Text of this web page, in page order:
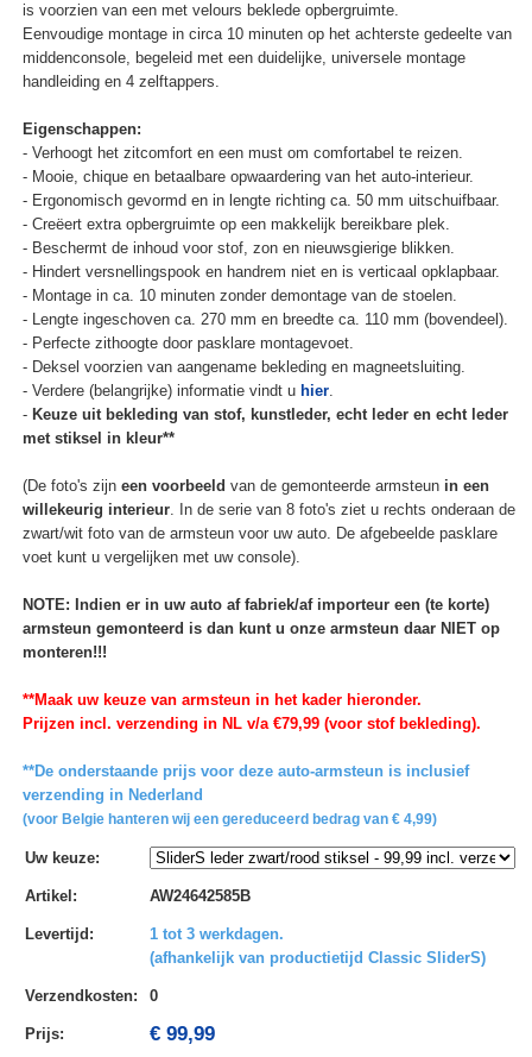
is voorzien van een met velours beklede opbergruimte.
Eenvoudige montage in circa 10 minuten op het achterste gedeelte van
middenconsole, begeleid met een duidelijke, universele montage
handleiding en 4 zelftappers.
Eigenschappen:
- Verhoogt het zitcomfort en een must om comfortabel te reizen.
- Mooie, chique en betaalbare opwaardering van het auto-interieur.
- Ergonomisch gevormd en in lengte richting ca. 50 mm uitschuifbaar.
- Creëert extra opbergruimte op een makkelijk bereikbare plek.
- Beschermt de inhoud voor stof, zon en nieuwsgierige blikken.
- Hindert versnellingspook en handrem niet en is verticaal opklapbaar.
- Montage in ca. 10 minuten zonder demontage van de stoelen.
- Lengte ingeschoven ca. 270 mm en breedte ca. 110 mm (bovendeel).
- Perfecte zithoogte door pasklare montagevoet.
- Deksel voorzien van aangename bekleding en magneetsluiting.
- Verdere (belangrijke) informatie vindt u hier.
- Keuze uit bekleding van stof, kunstleder, echt leder en echt leder
met stiksel in kleur**
(De foto's zijn een voorbeeld van de gemonteerde armsteun in een
willekeurig interieur. In de serie van 8 foto's ziet u rechts onderaan de
zwart/wit foto van de armsteun voor uw auto. De afgebeelde pasklare
voet kunt u vergelijken met uw console).
NOTE: Indien er in uw auto af fabriek/af importeur een (te korte)
armsteun gemonteerd is dan kunt u onze armsteun daar NIET op
monteren!!!
**Maak uw keuze van armsteun in het kader hieronder.
Prijzen incl. verzending in NL v/a €79,99 (voor stof bekleding).
**De onderstaande prijs voor deze auto-armsteun is inclusief
verzending in Nederland
(voor Belgie hanteren wij een gereduceerd bedrag van € 4,99)
Uw keuze:
Artikel : AW24642585B
Levertijd :
1 tot 3 werkdagen.
(afhankelijk van productietijd Classic SliderS)
Verzendkosten: 0
Prijs: € 99,99